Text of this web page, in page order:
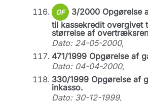
OF
3/2000 Opgørelse
til kassekredit overgivet
størrelse af
Dato: 24-05-2000,
471/1999 Opgørelse af
Dato: 04-04-2000,
330/1999 Opgørelse af
inkasso.
Dato: 30-12-1999,